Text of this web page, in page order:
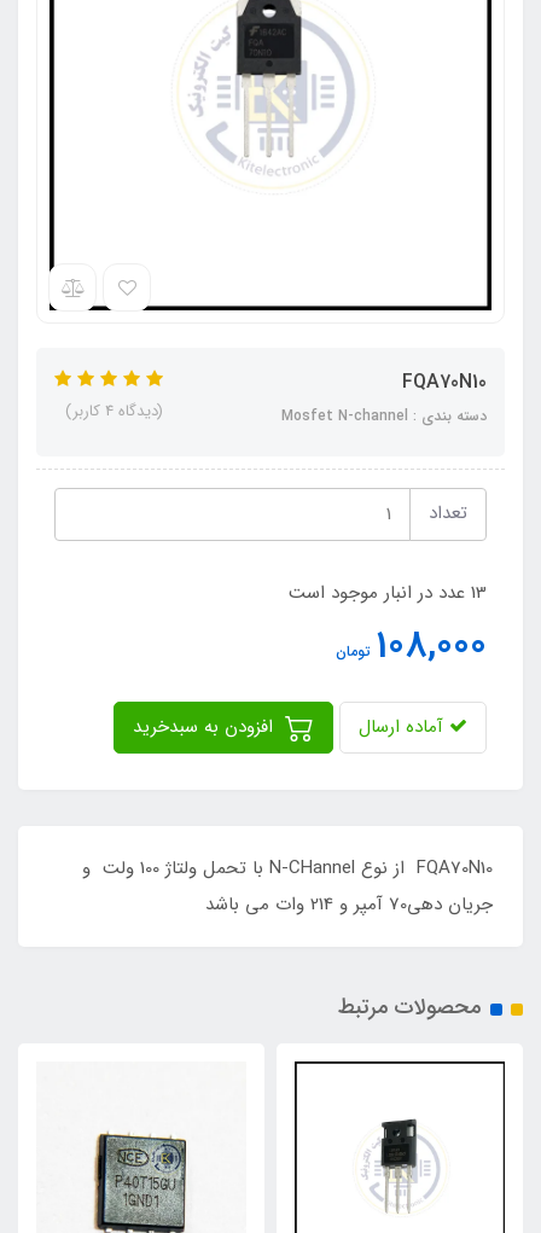
FQA70N10
دسته بندی : Mosfet N-channel (دیدگاه 4 کاربر)
تعداد
13 عدد در انبار موجود است
108,000 تومان
آماده ارسال
FQA70N10 از نوع N-CHannel با تحمل ولتاژ 100 ولت و
جریان دهی70 آمپر و 214 وات می باشد
محصولات مرتبط